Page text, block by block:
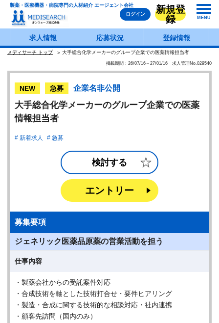
製薬・医療機器・病院専門の人材紹介 エージェント会社
ログイン
新規登
録
MENU
求人情報 応募状況 登録情報
メディサーチ トップ 大手総合化学メーカーのグループ企業での医薬情報担当者
掲載期間：26/07/16～27/01/16 求人管理No.029540
NEW 急募 企業名非公開
大手総合化学メーカーのグループ企業での医薬
情報担当者
新着求人 急募
検討する
エントリー
募集要項
ジェネリック医薬品原薬の営業活動を担う
仕事内容
・製薬会社からの受託案件対応
・合成技術を軸とした技術打合せ・要件ヒアリング
・製造・合成に関する技術的な相談対応・社内連携
・顧客先訪問（国内のみ）